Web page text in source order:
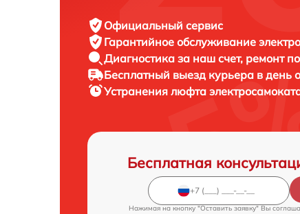
Официальный сервис
Гарантийное обслуживание
Диагностика за наш счет, ремонт
Бесплатный выезд курьера в день
Устранения люфта
Бесплатная
Нажимая на кнопку "Оставить заявку" Вы